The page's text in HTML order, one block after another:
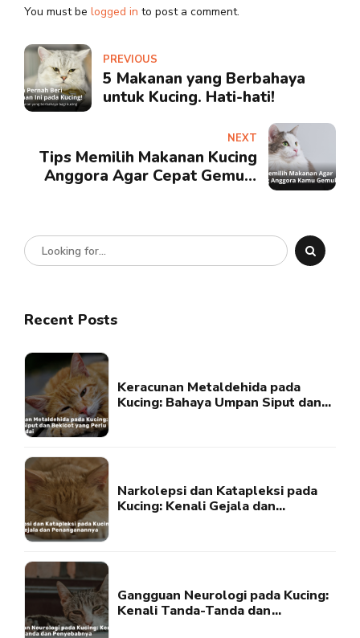
You must be logged in to post a comment.
PREVIOUS
5 Makanan yang Berbahaya
untuk Kucing. Hati-hati!
NEXT
Tips Memilih Makanan Kucing
Anggora Agar Cepat Gemuk.
Recent Posts
Keracunan Metaldehida pada
Kucing: Bahaya Umpan Siput dan
Narkolepsi dan Katapleksi pada
Kucing: Kenali Gejala dan
Gangguan Neurologi pada Kucing:
Kenali Tanda-Tanda dan